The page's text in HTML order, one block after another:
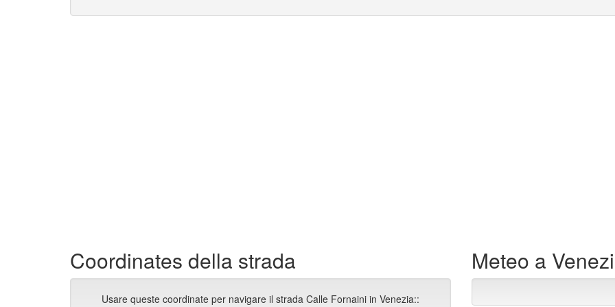
Coordinates della strada
Usare queste coordinate per navigare il strada Calle Fornaini in Venezia::
Meteo a